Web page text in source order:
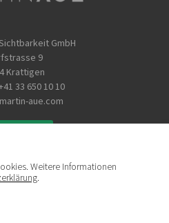
GmbH
9
Krattigen
33 650 10 10
aue.com
Datenschutz
Weitere Informationen
.